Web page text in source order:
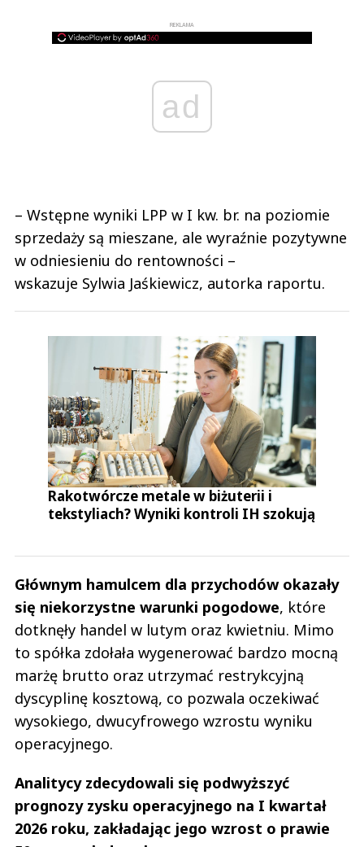
REKLAMA
ad
– Wstępne wyniki LPP w I kw. br. na poziomie
sprzedaży są mieszane, ale wyraźnie pozytywne
w odniesieniu do rentowności –
wskazuje Sylwia Jaśkiewicz, autorka raportu.
Rakotwórcze metale w biżuterii i
tekstyliach? Wyniki kontroli IH szokują
Głównym hamulcem dla przychodów okazały
się niekorzystne warunki pogodowe, które
dotknęły handel w lutym oraz kwietniu. Mimo
to spółka zdołała wygenerować bardzo mocną
marżę brutto oraz utrzymać restrykcyjną
dyscyplinę kosztową, co pozwala oczekiwać
wysokiego, dwucyfrowego wzrostu wyniku
operacyjnego.
Analitycy zdecydowali się podwyższyć
prognozy zysku operacyjnego na I kwartał
2026 roku, zakładając jego wzrost o prawie